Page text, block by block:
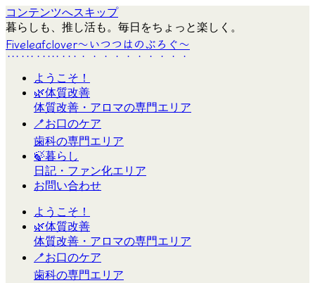
コンテンツへスキップ
暮らしも、推し活も。毎日をちょっと楽しく。
Fiveleafclover〜いつつはのぶろぐ〜
ようこそ！
🌿体質改善
体質改善・アロマの専門エリア
🪥お口のケア
歯科の専門エリア
🍃暮らし
日記・ファン化エリア
お問い合わせ
ようこそ！
🌿体質改善
体質改善・アロマの専門エリア
🪥お口のケア
歯科の専門エリア